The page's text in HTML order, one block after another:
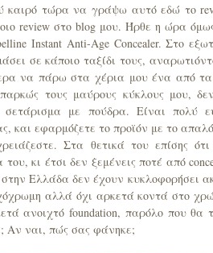
καιρό τώρα να γράψω αυτό εδώ το
review στο blog μου. Ήρθε η ώρα
Instant Anti-Age Concealer. Στο
σε κάποιο ταξίδι τους,
να πάρω στα χέρια μου ένα από
τους μαύρους κύκλους μου,
σετάρισμα με πούδρα. Είναι
και εφαρμόζετε το προϊόν με το
Στα θετικά του επίσης
κι έτσι δεν ξεμένεις ποτέ από
στην Ελλάδα δεν έχουν κυκλοφορήσει
αλλά όχι αρκετά κοντά στο
ανοιχτό foundation, παρόλο που θα
Αν ναι, πώς σας φάνηκε;